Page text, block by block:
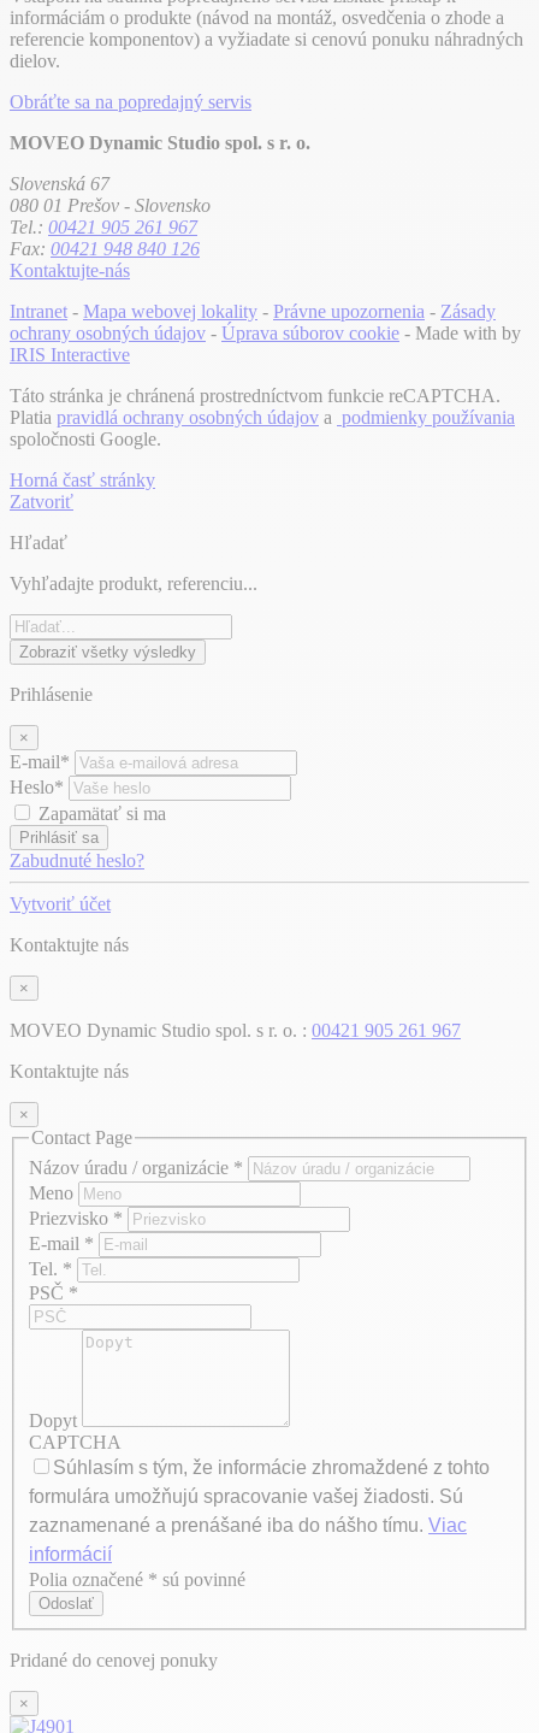
informáciám o produkte (návod na montáž, osvedčenia o zhode a
referencie komponentov) a vyžiadate si cenovú ponuku náhradných
dielov.
Obráťte sa na popredajný servis
MOVEO Dynamic Studio spol. s r. o.
Slovenská 67
080 01 Prešov - Slovensko
Tel.: 00421 905 261 967
Fax: 00421 948 840 126
Kontaktujte-nás
Intranet - Mapa webovej lokality - Právne upozornenia - Zásady
ochrany osobných údajov - Úprava súborov cookie - Made with by
IRIS Interactive
Táto stránka je chránená prostredníctvom funkcie reCAPTCHA.
Platia pravidlá ochrany osobných údajov a podmienky používania
spoločnosti Google.
Horná časť stránky
Zatvoriť
Hľadať
Vyhľadajte produkt, referenciu...
Zobraziť všetky výsledky
Prihlásenie
×
E-mail*
Heslo*
Zapamätať si ma
Prihlásiť sa
Zabudnuté heslo?
Vytvoriť účet
Kontaktujte nás
×
MOVEO Dynamic Studio spol. s r. o. : 00421 905 261 967
Kontaktujte nás
×
Contact Page
Názov úradu / organizácie *
Meno
Priezvisko *
E-mail *
Tel. *
PSČ *
Dopyt
CAPTCHA
Súhlasím s tým, že informácie zhromaždené z tohto
formulára umožňujú spracovanie vašej žiadosti. Sú
zaznamenané a prenášané iba do nášho tímu. Viac
informácií
Axeptio consent
Polia označené * sú povinné
Odoslať
Pridané do cenovej ponuky
×